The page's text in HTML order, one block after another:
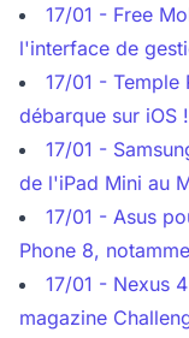
17/01 - Free
l'interface de
17/01 - Temple
débarque sur iOS !
17/01 -
de l'iPad Mini au
17/01 - Asus
Phone 8,
17/01 - Nexus
magazine